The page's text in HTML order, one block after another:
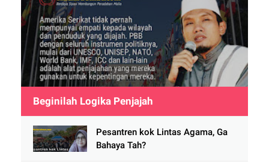
Beginilah Logika Penjajah
Pesantren kok Lintas Agama, Ga
Bahaya Tah?